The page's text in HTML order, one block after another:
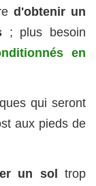
d'obtenir un
; plus besoin
en
qui seront
aux pieds de
un sol trop